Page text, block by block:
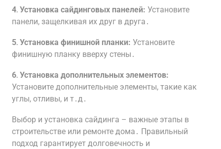
4․ Установка сайдинговых панелей: Установите
панели, защелкивая их друг в друга․
5․ Установка финишной планки: Установите
финишную планку вверху стены․
6․ Установка дополнительных элементов:
Установите дополнительные элементы, такие как
углы, отливы, и т․д․
Выбор и установка сайдинга – важные этапы в
строительстве или ремонте дома․ Правильный
подход гарантирует долговечность и